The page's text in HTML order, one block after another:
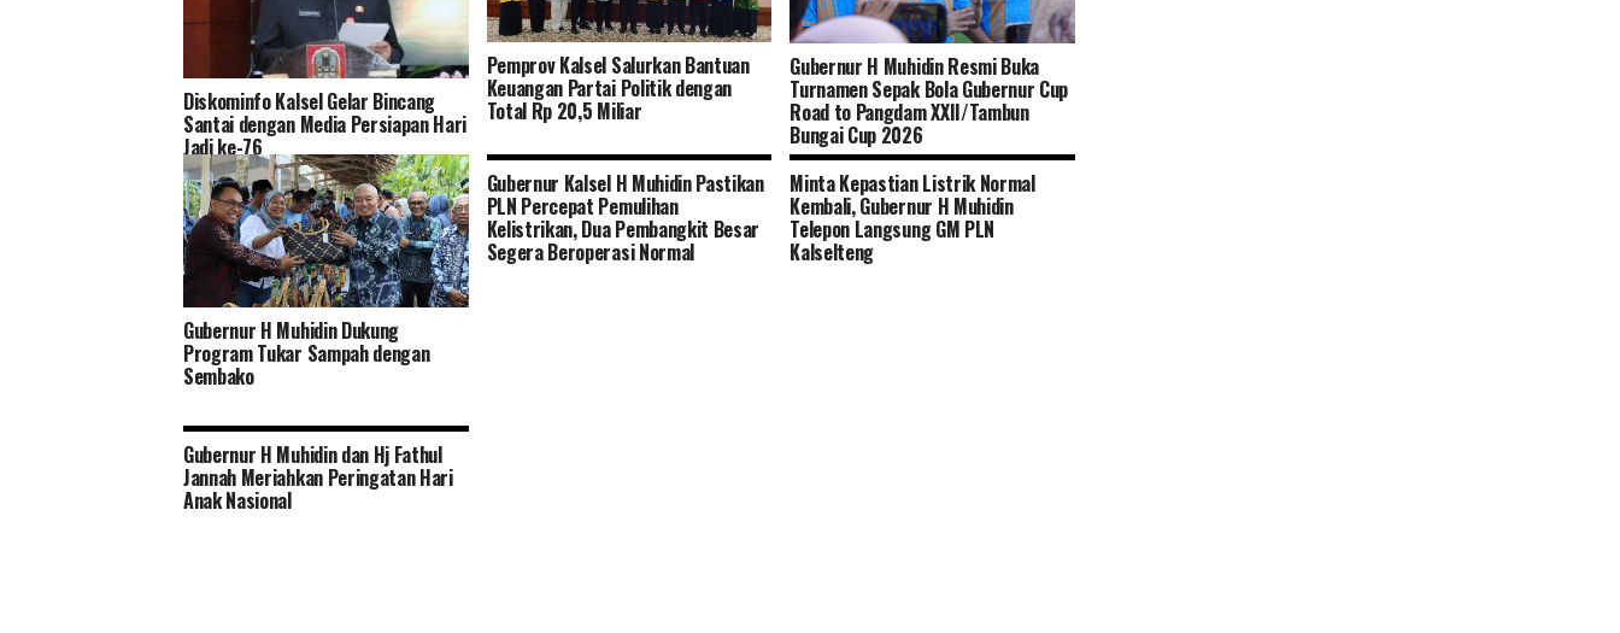
Diskominfo Kalsel Gelar Bincang
Santai dengan Media Persiapan Hari
Jadi ke-76
Pemprov Kalsel Salurkan Bantuan
Keuangan Partai Politik dengan
Total Rp 20,5 Miliar
Gubernur H Muhidin Resmi Buka
Turnamen Sepak Bola Gubernur Cup
Road to Pangdam XXII/Tambun
Bungai Cup 2026
Gubernur H Muhidin Dukung
Program Tukar Sampah dengan
Sembako
Gubernur Kalsel H Muhidin Pastikan
PLN Percepat Pemulihan
Kelistrikan, Dua Pembangkit Besar
Segera Beroperasi Normal
Minta Kepastian Listrik Normal
Kembali, Gubernur H Muhidin
Telepon Langsung GM PLN
Kalselteng
Gubernur H Muhidin dan Hj Fathul
Jannah Meriahkan Peringatan Hari
Anak Nasional